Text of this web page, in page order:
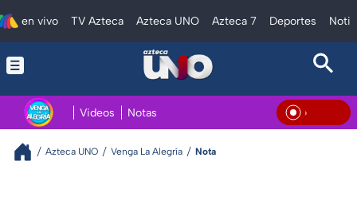
en vivo TV Azteca Azteca UNO Azteca 7 Deportes
Videos Notas En
Azteca UNO Venga La Alegría Nota